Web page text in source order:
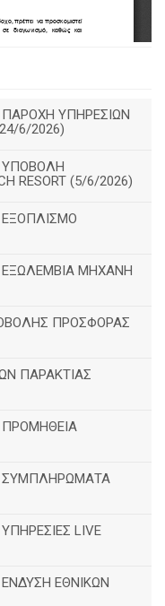
ΥΠΗΡΕΣΙΩΝ
6/2026)
ΥΠΟΒΟΛΗ
RESORT (5/6/2026)
ΜΗΧΑΝΗ
ΠΡΟΣΦΟΡΑΣ
ΠΑΡΑΚΤΙΑΣ
ΣΥΜΠΛΗΡΩΜΑΤΑ
LIVE
ΕΘΝΙΚΩΝ